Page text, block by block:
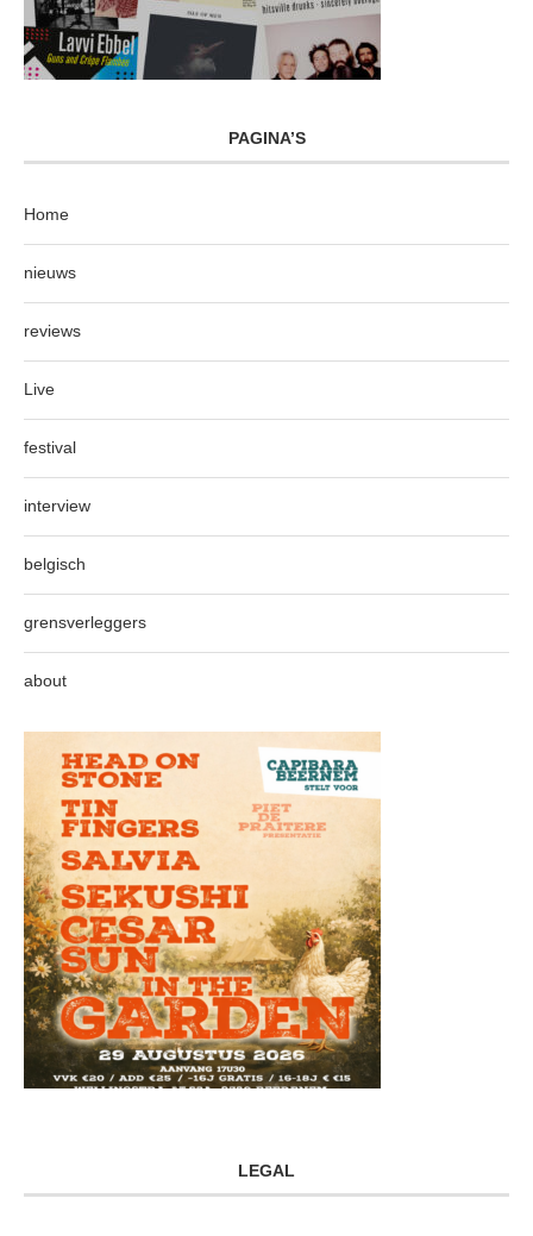
PAGINA’S
Home
nieuws
reviews
Live
festival
interview
belgisch
grensverleggers
about
LEGAL